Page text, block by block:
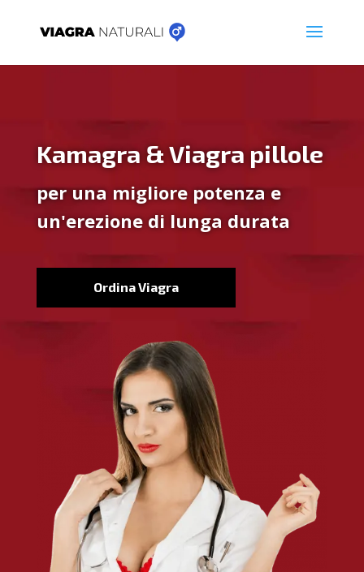
Kamagra & Viagra pillole
per una migliore potenza e
un'erezione di lunga durata
Ordina Viagra